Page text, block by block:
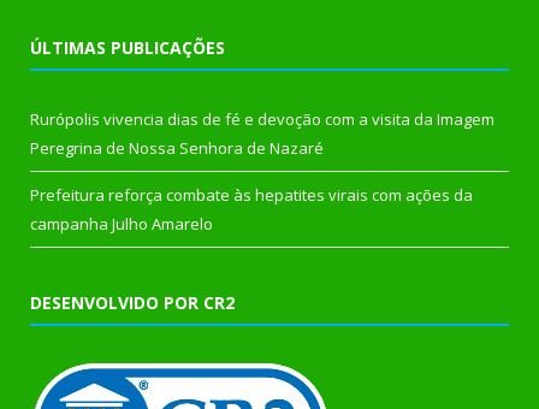
ÚLTIMAS PUBLICAÇÕES
Rurópolis vivencia dias de fé e devoção com a visita da Imagem
Peregrina de Nossa Senhora de Nazaré
Prefeitura reforça combate às hepatites virais com ações da
campanha Julho Amarelo
DESENVOLVIDO POR CR2